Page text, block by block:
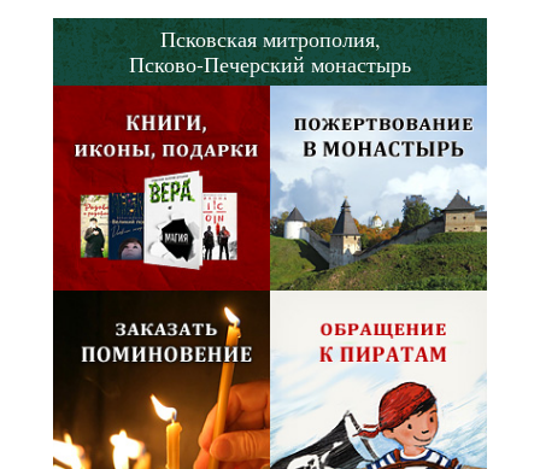
Псковская митрополия,
Псково-Печерский монастырь